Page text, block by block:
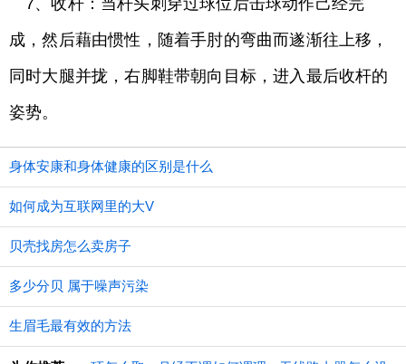
7、收杆：当杆头刺穿过球位后击球动作己经完
成，然后藉由惯性，随着手肘的弯曲而遂渐往上移，
同时大腿并拢，右脚鞋带朝向目标，进入最后收杆的
姿势。
身体安康和身体健康的区别是什么
如何成为互联网里的大V
贝壳找房怎么卖房子
多少分贝 属于噪声污染
生眉毛最有效的方法